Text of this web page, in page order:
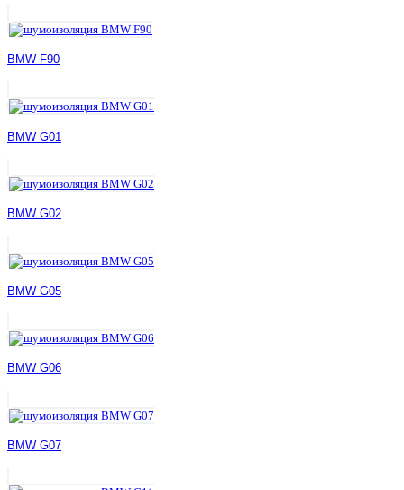
BMW F90
BMW G01
BMW G02
BMW G05
BMW G06
BMW G07